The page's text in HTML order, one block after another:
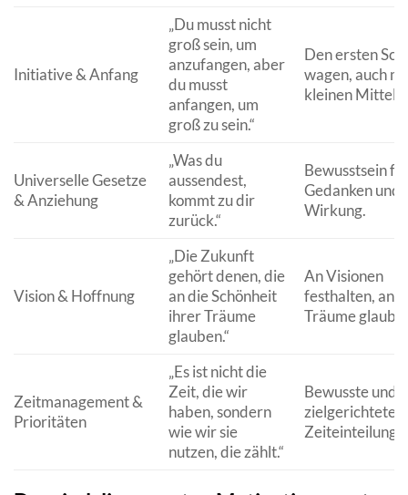
Initiative & Anfang
„Du musst nicht
groß sein, um
anzufangen, aber
du musst
anfangen, um
groß zu sein.“
Den ersten
wagen, auch
kleinen Mitteln.
Universelle Gesetze
& Anziehung
„Was du
aussendest,
kommt zu dir
zurück.“
Bewusstsein
Gedanken und
Wirkung.
Vision & Hoffnung
„Die Zukunft
gehört denen, die
an die Schönheit
ihrer Träume
glauben.“
An Visionen
festhalten, an
Träume
Zeitmanagement &
Prioritäten
„Es ist nicht die
Zeit, die wir
haben, sondern
wie wir sie
nutzen, die zählt.“
Bewusste und
zielgerichtete
Zeiteinteilung.